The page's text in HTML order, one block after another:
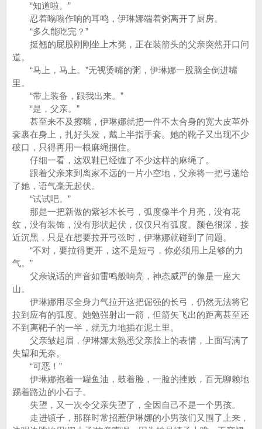
“知道啦。”
忍着嗡嗡作响的耳鸣，伊琳娜端着粥离开了厨房。
“多久能吃完？”
挺翘的屁股刚刚坐上木凳，正在装箭头的父亲突然开口问
道。
“马上，马上。”无视烫嘴的粥，伊琳娜一股脑全倒进嘴
里。
“带上装备，跟我出来。”
“是，父亲。”
甚至来不及擦嘴，伊琳娜就把一件不太合身的宽大皮革外
套裹在身上，扎好头发，戴上半指手套。她的靴子又出现不少
破口，只得再用一根麻绳捆住。
仔细一看，这双鞋已经缠了不少这样的麻绳了。
跟着父亲来到离家不远的一片小空地，父亲将一把弓递给
了她，语气毫无起伏。
“试试吧。”
那是一把新做的紫衫木长弓，弧度像半个月亮，没有花
纹，没有装饰，没有形状起伏，仅仅只有弧度。颜色很深，接
近沉黑，只是在想要拉开弓弦时，伊琳娜就碰到了问题。
“不对，要拉得更开，这不是短弓，你必须用上足够的力
气。”
父亲说话的声音如雷鸣般响亮，神态威严的像是一座大
山。
伊琳娜用尽全身力气拉开这把倔强的长弓，仍然无法将它
拉到应有的弧度。她勉强射出一箭，但箭矢飞出的距离甚至还
不到离靶子的一半，就无力地插在泥土里。
父亲皱起眉，伊琳娜太熟悉父亲脸上的表情，上面写满了
失望和无奈。
“可恶！”
伊琳娜抱着一罐鱼油，鼓着脸，一脸的挫败，百无聊赖地
踢着路边的小石子。
失望，又一次令父亲失望了，全因自己不是一个男孩。
走进镇子，那群时常招惹伊琳娜的小男孩们又围了上来，